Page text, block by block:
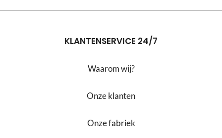
KLANTENSERVICE 24/7
Waarom wij?
Onze klanten
Onze fabriek